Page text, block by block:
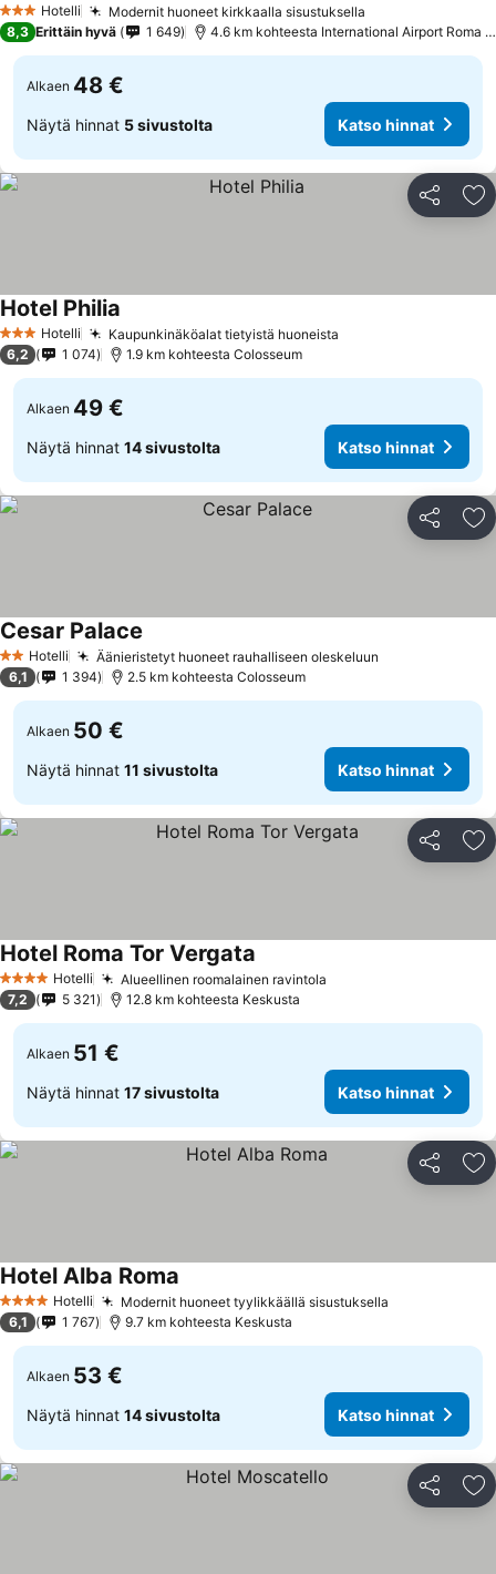
3 Tähtiluokitus
Hotelli Modernit huoneet kirkkaalla sisustuksella
8,3 Erittäin hyvä 1 649 4.6 km kohteesta International Airport Roma Ciampino
Alkaen 48 €
Näytä hinnat 5 sivustolta Katso hinnat
Jaa
3 Tähtiluokitus
Hotelli Kaupunkinäköalat tietyistä huoneista
Hotel Philia
6,2 1 074 1.9 km kohteesta Colosseum
Alkaen 49 €
Näytä hinnat 14 sivustolta Katso hinnat
Jaa
2 Tähtiluokitus
Hotelli Äänieristetyt huoneet rauhalliseen oleskeluun
Cesar Palace
6,1 1 394 2.5 km kohteesta Colosseum
Alkaen 50 €
Näytä hinnat 11 sivustolta Katso hinnat
Jaa
4 Tähtiluokitus
Hotelli Alueellinen roomalainen ravintola
Hotel Roma Tor Vergata
7,2 5 321 12.8 km kohteesta Keskusta
Alkaen 51 €
Näytä hinnat 17 sivustolta Katso hinnat
Jaa
4 Tähtiluokitus
Hotelli Modernit huoneet tyylikkäällä sisustuksella
Hotel Alba Roma
6,1 1 767 9.7 km kohteesta Keskusta
Alkaen 53 €
Näytä hinnat 14 sivustolta Katso hinnat
Jaa